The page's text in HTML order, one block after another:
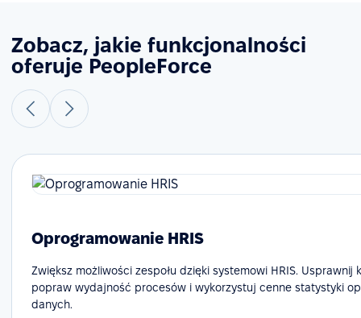
Zobacz, jakie funkcjonalności
oferuje PeopleForce
Oprogramowanie HRIS
Zwiększ możliwości zespołu dzięki systemowi HRIS. Usprawnij
popraw wydajność procesów i wykorzystuj cenne statystyki
danych.